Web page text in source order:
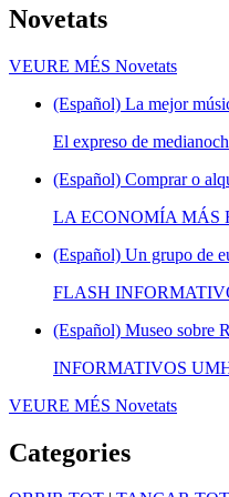
Novetats
VEURE MÉS Novetats
(Español) La mejor
El expreso de
(Español) Comprar o
LA ECONOMÍA MÁS
(Español) Un grupo de
FLASH
(Español) Museo sobre
INFORMATIVOS
VEURE MÉS Novetats
Categories